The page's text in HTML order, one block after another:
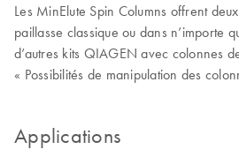
Les MinElute Spin Columns offrent
paillasse classique ou dans n’importe
d’autres kits QIAGEN avec colonnes
« Possibilités de manipulation des
Applications